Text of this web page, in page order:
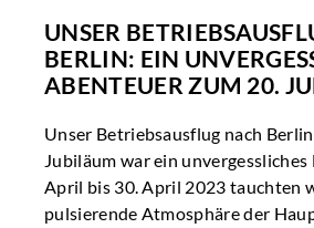
UNSER
BERLIN: EIN
ABENTEUER ZUM 20.
Unser Betriebsausflug nach
Jubiläum war ein unvergessliches
April bis 30. April 2023 tauchten
pulsierende Atmosphäre der